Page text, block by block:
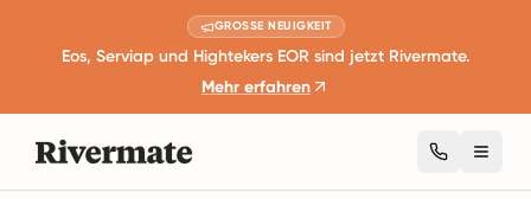
GROSSE NEUIGKEIT
Eos, Serviap und Hightekers EOR sind jetzt Rivermate.
Mehr erfahren